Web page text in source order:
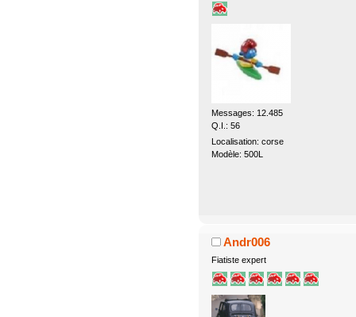
Messages: 12.485
Q.I.: 56
Localisation: corse
Modèle: 500L
Andr006
Fiatiste expert